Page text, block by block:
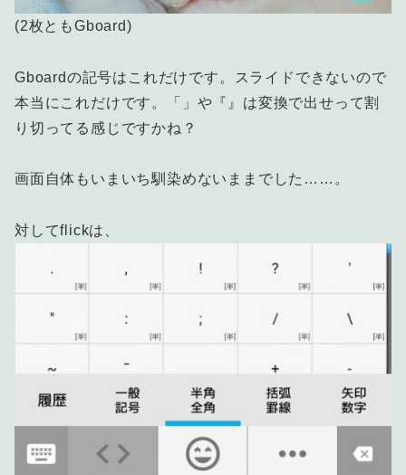
(2枚ともGboard)
Gboardの記号はこれだけです。スライドできないので
本当にこれだけです。「」や『』は変換で出せって割
り切ってる感じですかね？
画面自体もいまいち馴染めないままでした……。
対してflickは、